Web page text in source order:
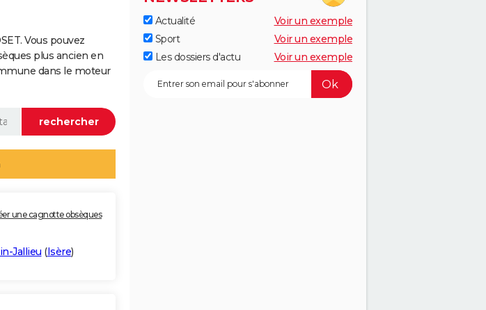
Vous pouvez
plus ancien en
dans le moteur
une cagnotte obsèques
Jallieu (Isère)
Actualité
Voir un exemple
Sport
Voir un exemple
Les dossiers d'actu
Voir un exemple